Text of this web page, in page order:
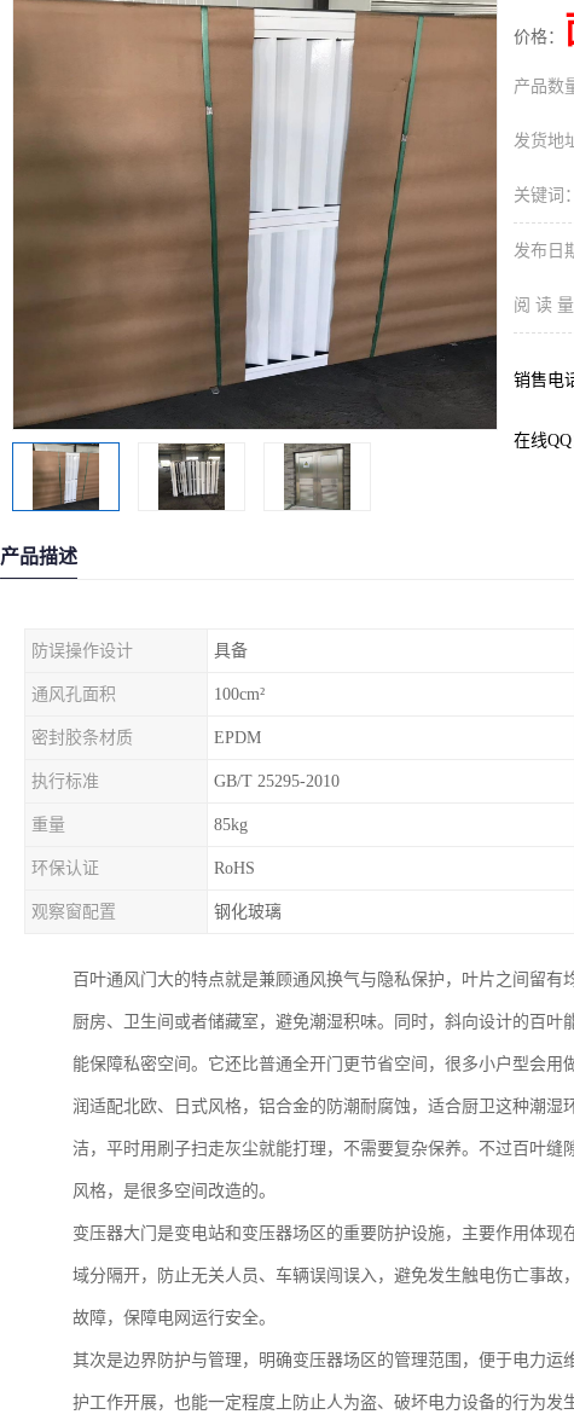
价格：
产品数
发货地
关键词：
发布日
阅 读 量
销售电
在线QQ
产品描述
防误操作设计 具备
通风孔面积 100cm²
密封胶条材质 EPDM
执行标准 GB/T 25295-2010
重量 85kg
环保认证 RoHS
观察窗配置 钢化玻璃
百叶通风门大的特点就是兼顾通风换气与隐私保护，叶片之间留
厨房、卫生间或者储藏室，避免潮湿积味。同时，斜向设计的百
能保障私密空间。它还比普通全开门更节省空间，很多小户型会
润适配北欧、日式风格，铝合金的防潮耐腐蚀，适合厨卫这种潮
洁，平时用刷子扫走灰尘就能打理，不需要复杂保养。不过百叶
风格，是很多空间改造的。
变压器大门是变电站和变压器场区的重要防护设施，主要作用体
域分隔开，防止无关人员、车辆误闯误入，避免发生触电伤亡事
故障，保障电网运行安全。
其次是边界防护与管理，明确变压器场区的管理范围，便于电力
护工作开展，也能一定程度上防止人为盗、破坏电力设备的行为发